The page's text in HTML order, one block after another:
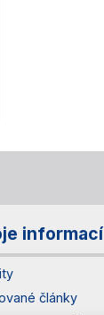
informací
články